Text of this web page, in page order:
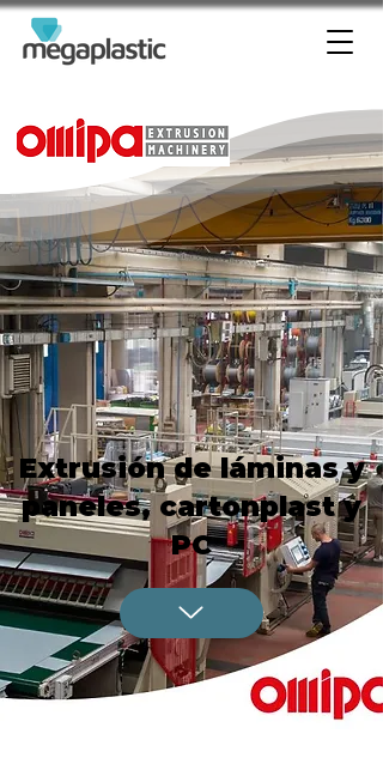
Extrusión de láminas y
paneles, cartonplast y
PC